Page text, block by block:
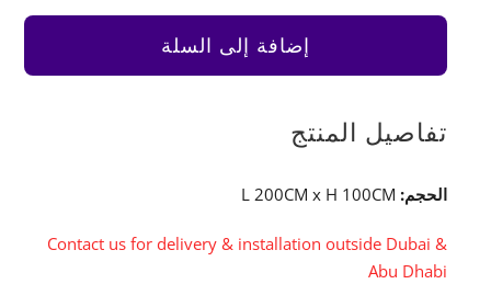
Stem
إضافة إلى السلة
تفاصيل المنتج
الحجم:
Contact us for delivery & installation outside Dubai &
Abu Dhabi